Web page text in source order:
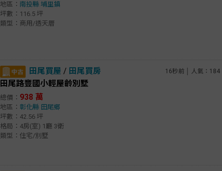
地區： 南投縣 埔里鎮
坪數：116.5 坪
類型：商用/透天厝
田尾買屋 / 田尾買房 16秒前 │ 人氣：184
田尾路豐國小輕屋齡別墅
總價： 938 萬
地區： 彰化縣 田尾鄉
坪數：42.56 坪
格局：4房(室) 1廳 3衛
類型：住宅/別墅